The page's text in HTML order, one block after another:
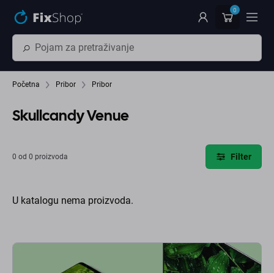
0
Početna Pribor Pribor
Skullcandy Venue
0 od 0 proizvoda Filter
U katalogu nema proizvoda.